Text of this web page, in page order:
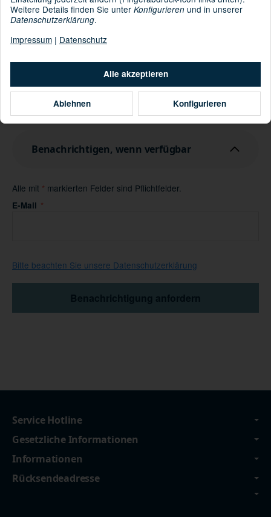
Informationen zur Produktsicherheit
Hersteller/EU Verantwortliche Person
Momentan nicht verfügbar
Benachrichtigung anfordern
Benachrichtigen, wenn verfügbar
Benachrichtigen, wenn verfügbar
Alle mit * markierten Felder sind Pflichtfelder.
E-Mail
Bitte beachten Sie unsere Datenschutzerklärung
Service Hotline
Gesetzliche Informationen
Informationen
Rücksendeadresse
Alle akzeptieren
Ablehnen Konfigurieren
Weitere Details finden Sie unter Konfigurieren und in unserer
Datenschutzerklärung.
Impressum | Datenschutz